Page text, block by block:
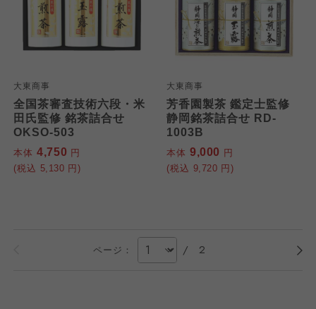
大東商事
全国茶審査技術六段・米
田氏監修 銘茶詰合せ
OKSO-503
本体 4,750 円
(税込 5,130 円)
大東商事
芳香園製茶 鑑定士監修
静岡銘茶詰合せ RD-
1003B
本体 9,000 円
(税込 9,720 円)
ページ： / 2